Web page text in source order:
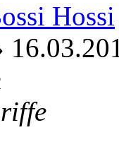
Hossi